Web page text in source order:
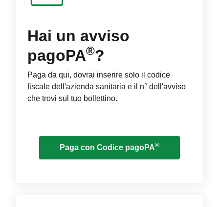
Hai un avviso
pagoPA®?
Paga da qui, dovrai inserire solo il codice
fiscale dell'azienda sanitaria e il n° dell'avviso
che trovi sul tuo bollettino.
Paga con Codice pagoPA®